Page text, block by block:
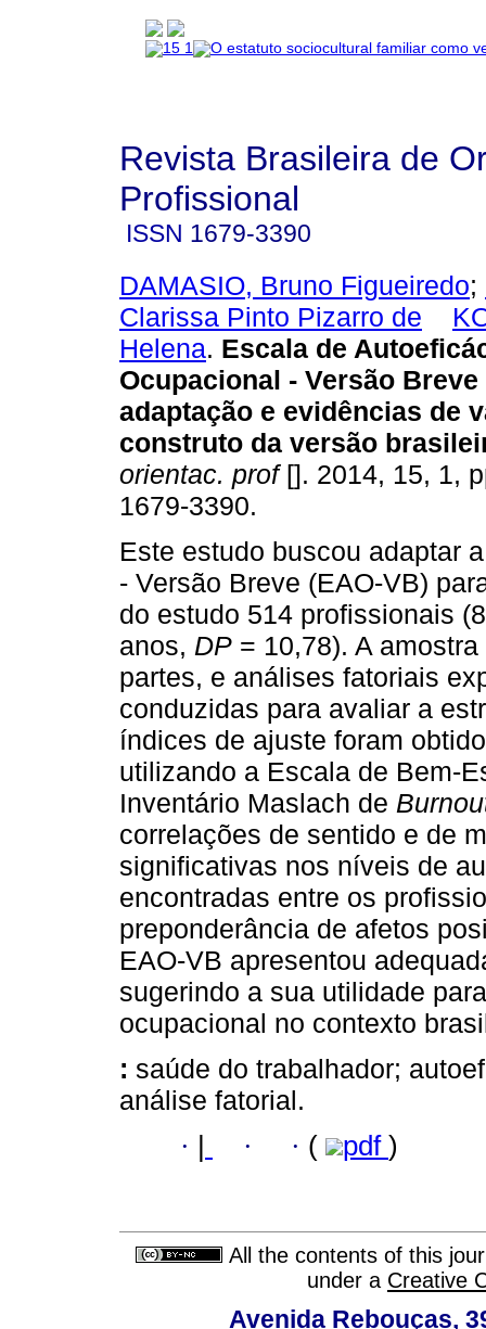
Revista Brasileira de
Profissional
ISSN 1679-3390
DAMASIO, Bruno Figueiredo;
Clarissa Pinto Pizarro de
Helena. Escala de
Ocupacional - Versão Breve
adaptação e evidências de
construto da versão
orientac. prof[]. 2014, 15, 1,
1679-3390.
Este estudo buscou adaptar
- Versão Breve (EAO-VB)
do estudo 514 profissionais
anos, DP = 10,78). A
partes, e análises fatoriais
conduzidas para avaliar a
índices de ajuste foram
utilizando a Escala de Bem-
Inventário Maslach de
correlações de sentido e de
significativas nos níveis de
encontradas entre os
preponderância de afetos
EAO-VB apresentou
sugerindo a sua utilidade
ocupacional no contexto
: saúde do trabalhador;
análise fatorial.
· · · ( pdf )
All the contents of this
under a Creative
Avenida Rebouças,